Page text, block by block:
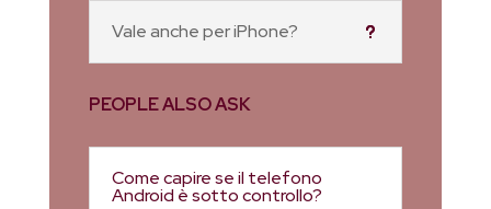
Vale anche per iPhone?
PEOPLE ALSO ASK
Come capire se il telefono
Android è sotto controllo?